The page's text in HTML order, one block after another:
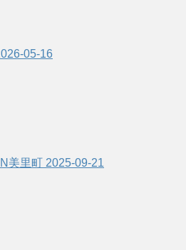
05-16
美里町 2025-09-21